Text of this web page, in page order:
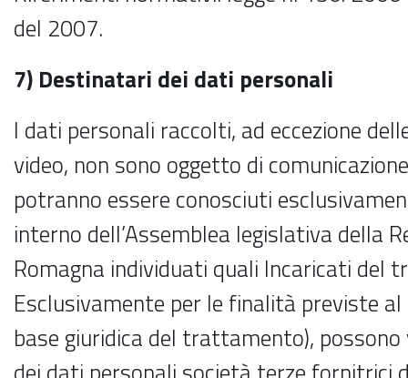
del 2007.
7) Destinatari dei dati personali
I dati personali raccolti, ad eccezione
video, non sono oggetto di
potranno essere conosciuti
interno dell’Assemblea legislativa della
Romagna individuati quali Incaricati del
Esclusivamente per le finalità previste
base giuridica del trattamento), possono